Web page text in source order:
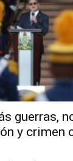
guerras,
y crimen